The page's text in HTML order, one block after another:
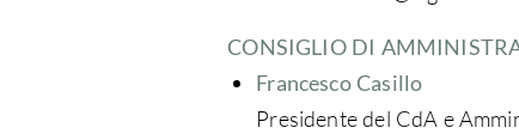
CONSIGLIO DI
Francesco Casillo
Presidente del CdA e